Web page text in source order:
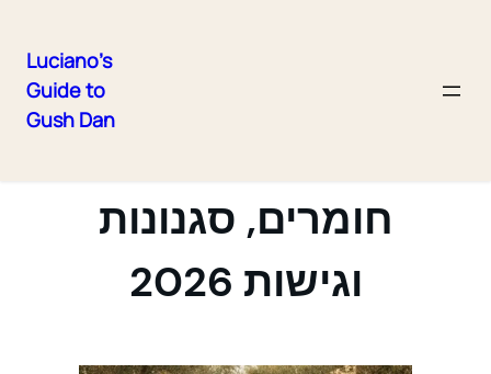
Skip
Luciano's
Guide to
Gush Dan
חומרים, סגנונות
וגישות 2026